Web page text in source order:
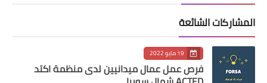
المشاركات الشائعة
19 مايو 2022
فرص عمل عمال ميدانيين لدى منظمة اكتد